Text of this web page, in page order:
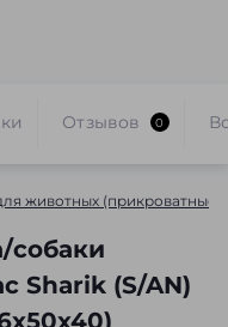
животных (прикроватные)
собаки
Sharik (S/AN)
Отзывов 0